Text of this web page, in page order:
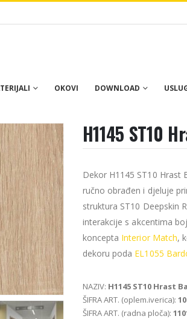
OKOVI DOWNLOAD
H1145 ST10
Dekor H1145 ST10
ručno obrađen i djeluje
struktura ST10 Deepskin
interakcije s akcentima
koncepta Interior Match,
dekoru poda EL1055
NAZIV: H1145 ST10 Hrast
ŠIFRA ART. (oplem.iverica):
ŠIFRA ART. (radna ploča):